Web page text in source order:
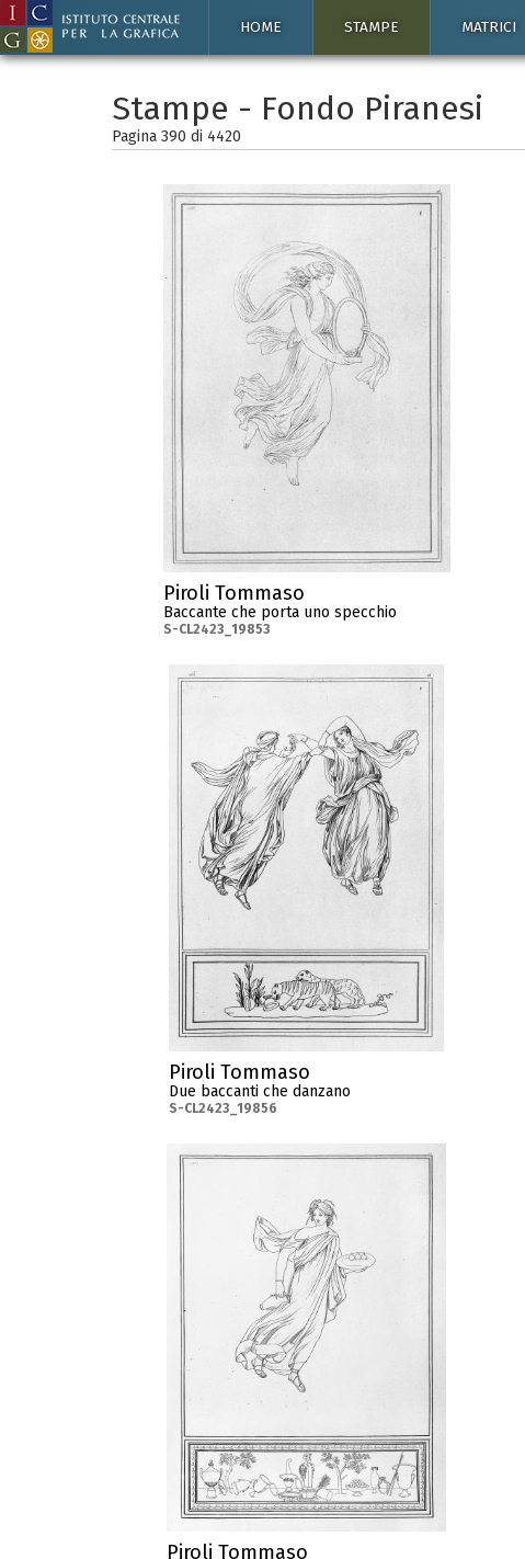
HOME STAMPE MATRICI
Stampe - Fondo Piranesi
Pagina 390 di 4420
Piroli Tommaso
Baccante che porta uno specchio
S-CL2423_19853
Piroli Tommaso
Due baccanti che danzano
S-CL2423_19856
Piroli Tommaso